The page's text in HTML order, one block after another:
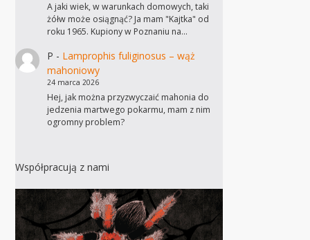
A jaki wiek, w warunkach domowych, taki
żółw może osiągnąć? Ja mam "Kajtka" od
roku 1965. Kupiony w Poznaniu na…
P - Lamprophis fuliginosus – wąż
mahoniowy
24 marca 2026
Hej, jak można przyzwyczaić mahonia do
jedzenia martwego pokarmu, mam z nim
ogromny problem?
Współpracują z nami